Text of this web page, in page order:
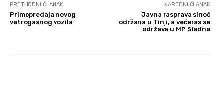
PRETHODNI ČLANAK
Primopredaja novog
vatrogasnog vozila
NAREDNI ČLANAK
Javna rasprava sinoć
održana u Tinji, a večeras se
održava u MP Sladna